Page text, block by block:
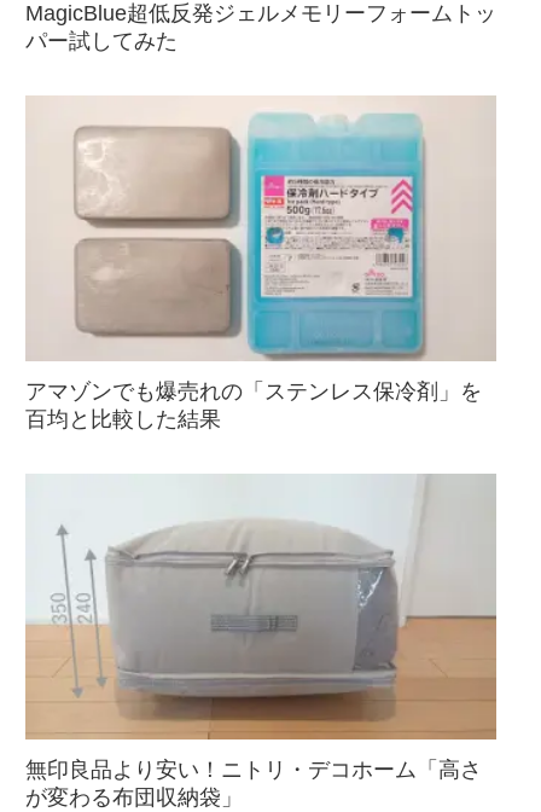
MagicBlue超低反発ジェルメモリーフォームトッ
パー試してみた
アマゾンでも爆売れの「ステンレス保冷剤」を
百均と比較した結果
無印良品より安い！ニトリ・デコホーム「高さ
が変わる布団収納袋」